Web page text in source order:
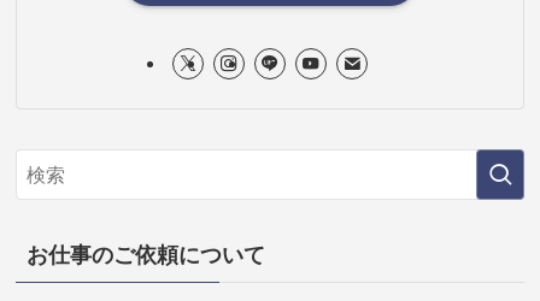
お仕事のご依頼について